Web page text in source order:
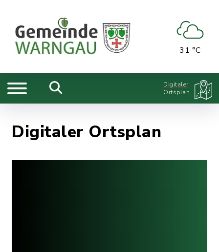
31 °C
Digitaler
Ortsplan
Digitaler Ortsplan